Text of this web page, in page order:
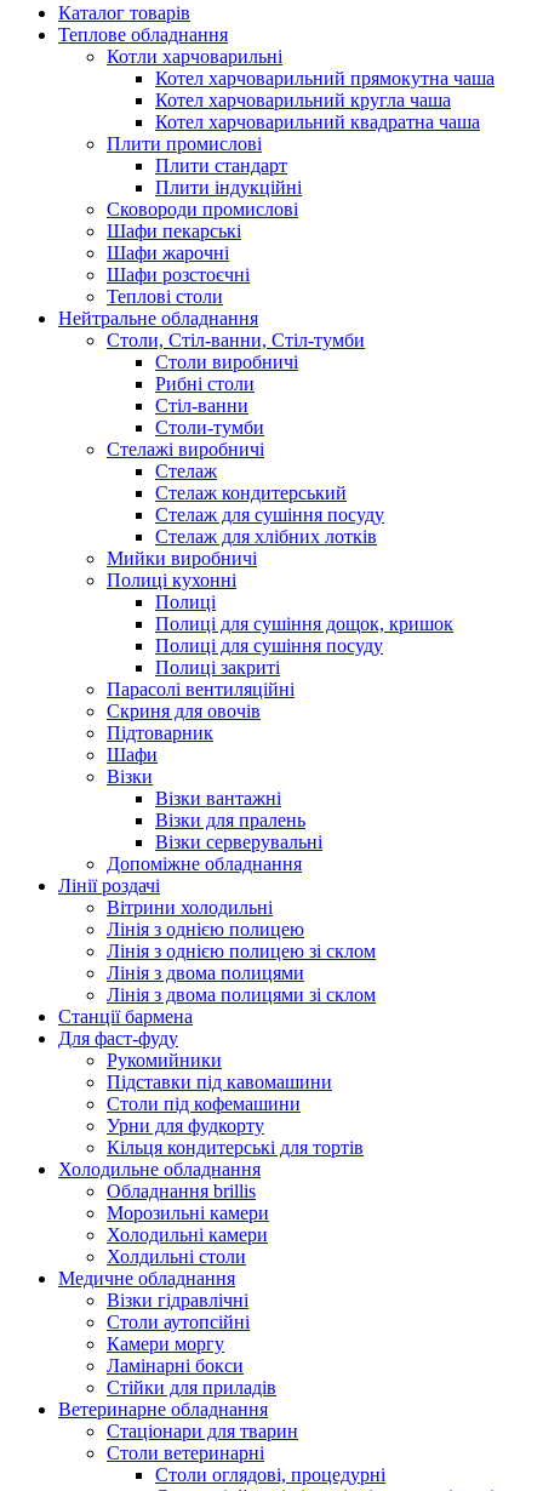
Каталог товарів
Теплове обладнання
Котли харчоварильні
Котел харчоварильний прямокутна чаша
Котел харчоварильний кругла чаша
Котел харчоварильний квадратна чаша
Плити промислові
Плити стандарт
Плити індукційні
Сковороди промислові
Шафи пекарські
Шафи жарочні
Шафи розстоєчні
Теплові столи
Нейтральне обладнання
Столи, Стіл-ванни, Стіл-тумби
Столи виробничі
Рибні столи
Стіл-ванни
Столи-тумби
Стелажі виробничі
Стелаж
Стелаж кондитерський
Стелаж для сушіння посуду
Стелаж для хлібних лотків
Мийки виробничі
Полиці кухонні
Полиці
Полиці для сушіння дощок, кришок
Полиці для сушіння посуду
Полиці закриті
Парасолі вентиляційні
Скриня для овочів
Підтоварник
Шафи
Візки
Візки вантажні
Візки для пралень
Візки серверувальні
Допоміжне обладнання
Лінії роздачі
Вітрини холодильні
Лінія з однією полицею
Лінія з однією полицею зі склом
Лінія з двома полицями
Лінія з двома полицями зі склом
Станції бармена
Для фаст-фуду
Рукомийники
Підставки під кавомашини
Столи під кофемашини
Урни для фудкорту
Кільця кондитерські для тортів
Холодильне обладнання
Обладнання brillis
Морозильні камери
Холодильні камери
Холдильні столи
Медичне обладнання
Візки гідравлічні
Столи аутопсійні
Камери моргу
Ламінарні бокси
Стійки для приладів
Ветеринарне обладнання
Стаціонари для тварин
Столи ветеринарні
Столи оглядові, процедурні